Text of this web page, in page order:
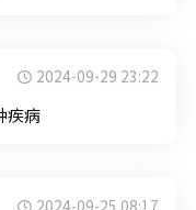
2024-09-29 23:22
疾病
2024-09-25 08:17